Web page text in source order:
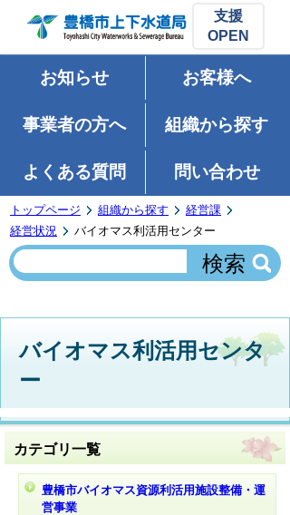
支援
お知らせ お客様へ
事業者の方へ 組織から探す
よくある質問 問い合わせ
トップページ 組織から探す
経営課
経営状況
バイオマス利活用センター
バイオマス利活用センタ
ー
カテゴリ一覧
豊橋市バイオマス資源利活用施設整備・運
営事業